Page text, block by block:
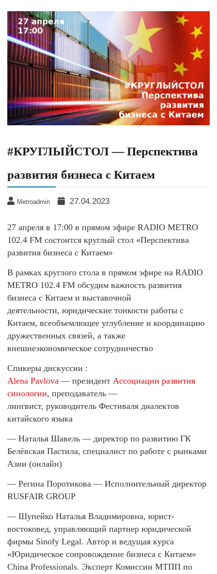
#КРУГЛЫЙСТОЛ — Перспектива
развития бизнеса с Китаем
Metroadmin 27.04.2023
27 апреля в 17:00 в прямом эфире RADIO METRO
102.4 FM состоится круглый стол «Перспектива
развития бизнеса с Китаем»
В рамках круглого стола в прямом эфире на RADIO
METRO 102.4 FM обсудим важность развития
бизнеса с Китаем и выставочной
деятельности, юридические тонкости работы с
Китаем, всеобъемлющее углубление и координацию
дружественных связей, а также
внешнеэкономическое сотрудничество
Спикеры дискуссии :
Alena Pavlova — президент Ассоциации развития
синологии, преподаватель —
лингвист, руководитель Фестиваля диалектов
китайского языка
— Наталья Шавель — директор по развитию ГК
Белёвская Пастила, специалист по работе с рынками
Азии (онлайн)
— Регина Поротикова — Исполнительный директор
RUSFAIR GROUP
— Шупейко Наталья Владимировна, юрист-
востоковед, управляющий партнер юридической
фирмы Sinofy Legal. Автор и ведущая курса
«Юридическое сопровождение бизнеса с Китаем»
China Professionals. Эксперт Комиссии МТПП по